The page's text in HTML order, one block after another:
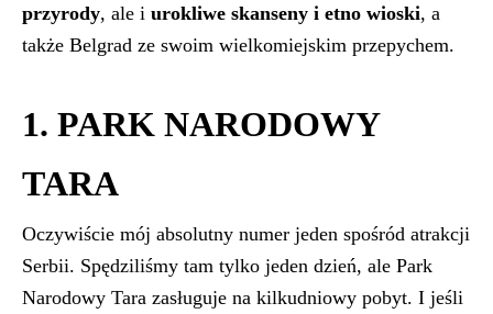
przyrody, ale i urokliwe skanseny i etno wioski, a
także Belgrad ze swoim wielkomiejskim przepychem.
1. PARK NARODOWY
TARA
Oczywiście mój absolutny numer jeden spośród atrakcji
Serbii. Spędziliśmy tam tylko jeden dzień, ale Park
Narodowy Tara zasługuje na kilkudniowy pobyt. I jeśli